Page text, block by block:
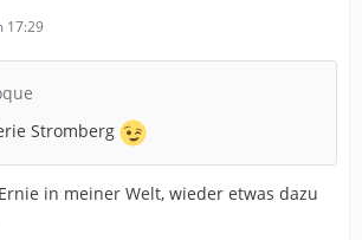
17:29
Stromberg
in meiner Welt, wieder etwas dazu